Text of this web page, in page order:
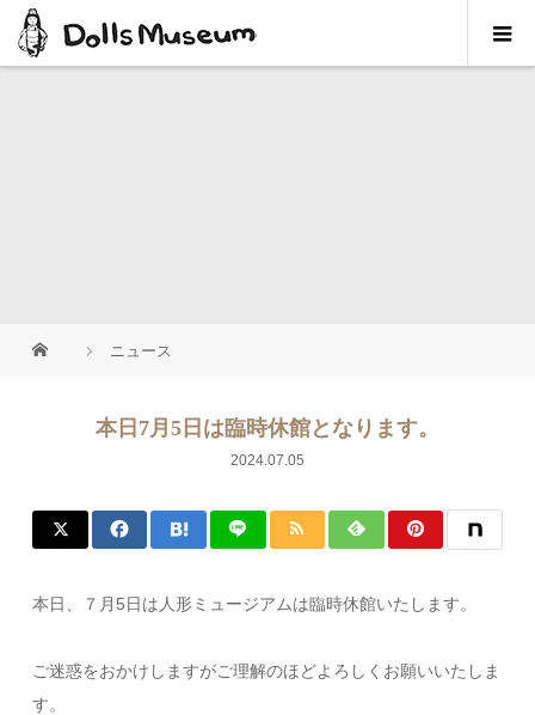
ニュース
本日7月5日は臨時休館となります。
2024.07.05
本日、７月5日は人形ミュージアムは臨時休館いたします。
ご迷惑をおかけしますがご理解のほどよろしくお願いいたしま
す。